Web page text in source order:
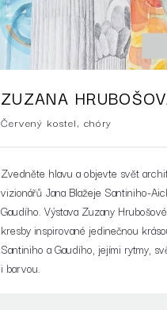
ZUZANA
HLAVOU VZHŮRU
Červený kostel, chóry
Zvedněte hlavu a objevte svět
vizionářů Jana Blažeje Santiniho-
Gaudího. Výstava Zuzany
kresby inspirované jedinečnou
Santiniho a Gaudího, jejími rytmy,
i barvou.